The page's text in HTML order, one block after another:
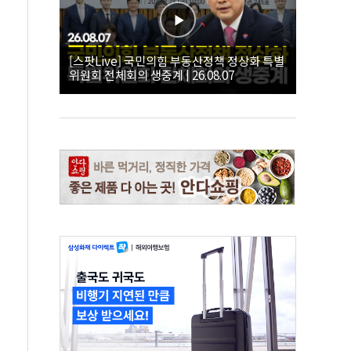
[스팟Live] 국민의힘 부동산정책 정상화 특별
위원회 전체회의 생중계 | 26.08.07